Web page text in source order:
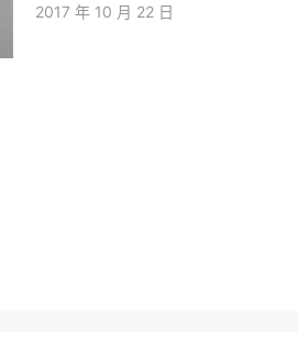
2017 年 10 月 22 日